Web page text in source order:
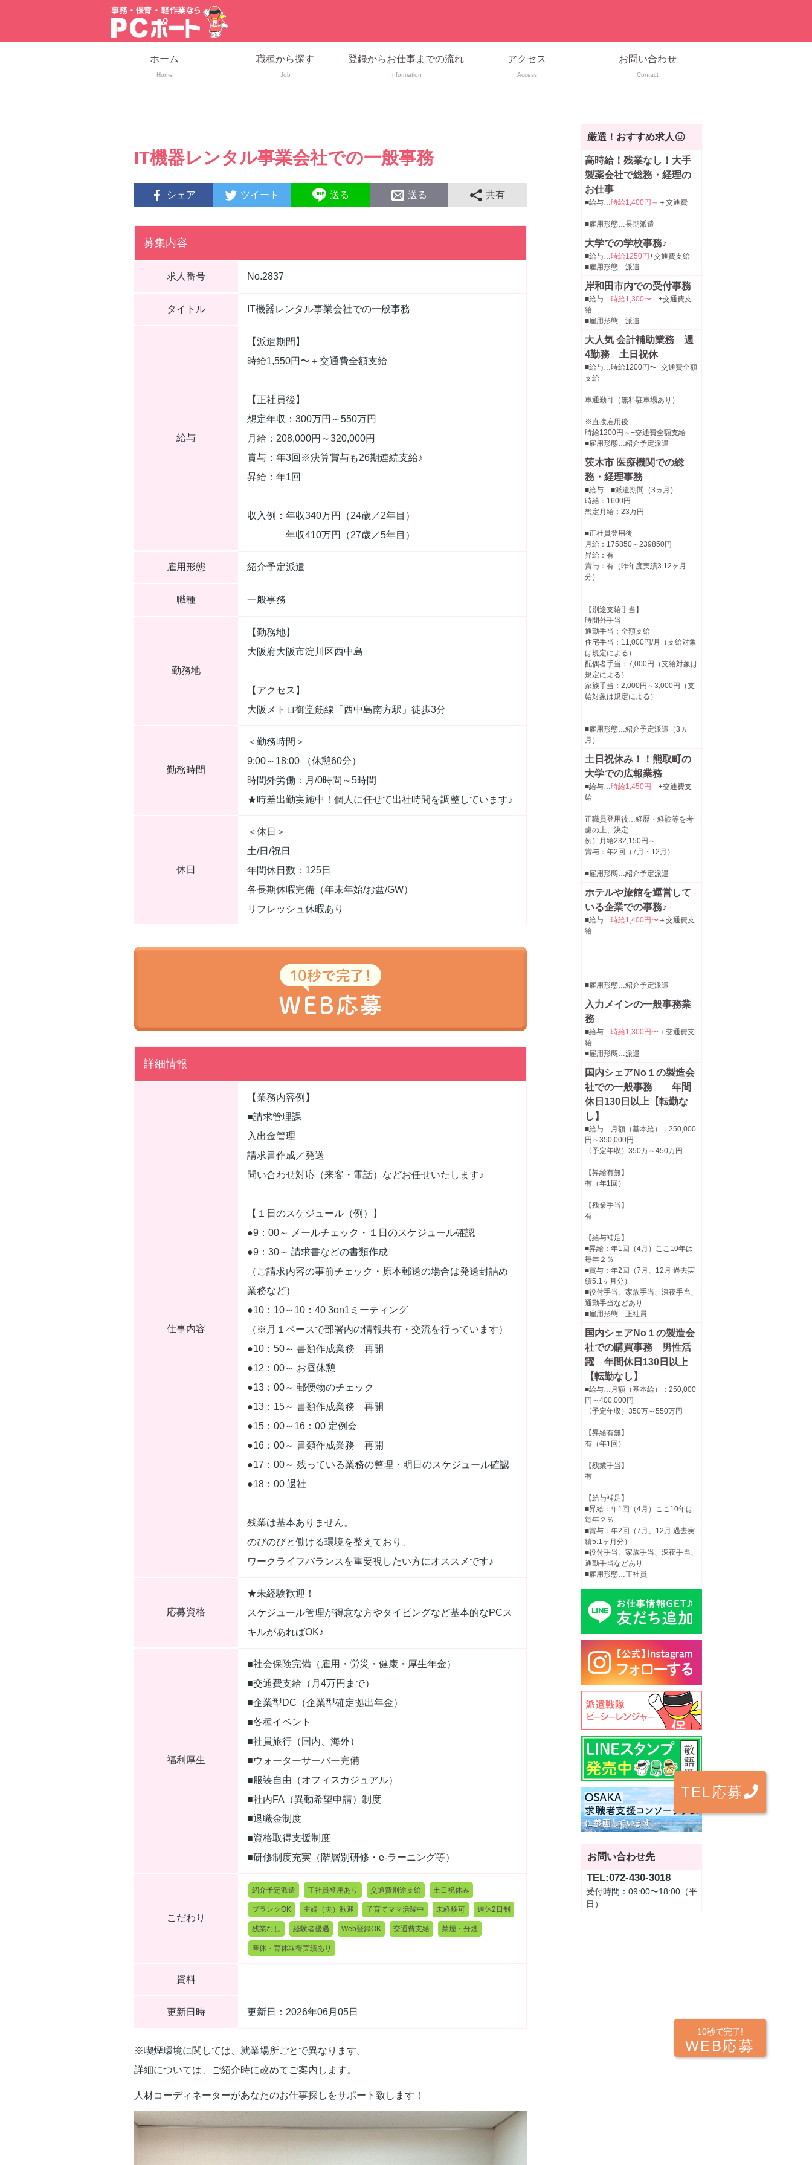
ホーム
Home
職種から探す
Job
登録からお仕事までの流れ
Information
アクセス
Access
お問い合わせ
Contact
IT機器レンタル事業会社での一般事務
シェア ツイート 送る 送る 共有
募集内容
求人番号 No.2837
タイトル IT機器レンタル事業会社での一般事務
給与
【派遣期間】
時給1,550円〜＋交通費全額支給
【正社員後】
想定年収：300万円～550万円
月給：208,000円～320,000円
賞与：年3回※決算賞与も26期連続支給♪
昇給：年1回
収入例：年収340万円（24歳／2年目）
年収410万円（27歳／5年目）
雇用形態 紹介予定派遣
職種 一般事務
勤務地
【勤務地】
大阪府大阪市淀川区西中島
【アクセス】
大阪メトロ御堂筋線「西中島南方駅」徒歩3分
勤務時間
＜勤務時間＞
9:00～18:00 （休憩60分）
時間外労働：月/0時間～5時間
★時差出勤実施中！個人に任せて出社時間を調整しています♪
休日
＜休日＞
土/日/祝日
年間休日数：125日
各長期休暇完備（年末年始/お盆/GW）
リフレッシュ休暇あり
詳細情報
仕事内容
【業務内容例】
■請求管理課
入出金管理
請求書作成／発送
問い合わせ対応（来客・電話）などお任せいたします♪
【１日のスケジュール（例）】
●9：00～ メールチェック・１日のスケジュール確認
●9：30～ 請求書などの書類作成
（ご請求内容の事前チェック・原本郵送の場合は発送封詰め
業務など）
●10：10～10：40 3on1ミーティング
（※月１ペースで部署内の情報共有・交流を行っています）
●10：50～ 書類作成業務 再開
●12：00～ お昼休憩
●13：00～ 郵便物のチェック
●13：15～ 書類作成業務 再開
●15：00～16：00 定例会
●16：00～ 書類作成業務 再開
●17：00～ 残っている業務の整理・明日のスケジュール確認
●18：00 退社
残業は基本ありません。
のびのびと働ける環境を整えており、
ワークライフバランスを重要視したい方にオススメです♪
応募資格
★未経験歓迎！
スケジュール管理が得意な方やタイピングなど基本的なPCス
キルがあればOK♪
福利厚生
■社会保険完備（雇用・労災・健康・厚生年金）
■交通費支給（月4万円まで）
■企業型DC（企業型確定拠出年金）
■各種イベント
■社員旅行（国内、海外）
■ウォーターサーバー完備
■服装自由（オフィスカジュアル）
■社内FA（異動希望申請）制度
■退職金制度
■資格取得支援制度
■研修制度充実（階層別研修・e-ラーニング等）
こだわり
紹介予定派遣 正社員登用あり 交通費別途支給 土日祝休み
ブランクOK 主婦（夫）歓迎 子育てママ活躍中 未経験可 週休2日制
残業なし 経験者優遇 Web登録OK 交通費支給 禁煙・分煙
産休・育休取得実績あり
資料
更新日時 更新日：2026年06月05日
※喫煙環境に関しては、就業場所ごとで異なります。
詳細については、ご紹介時に改めてご案内します。
人材コーディネーターがあなたのお仕事探しをサポート致します！
厳選！おすすめ求人
高時給！残業なし！大手
製薬会社で総務・経理の
お仕事
■給与…時給1,400円～ ＋交通費
■雇用形態…長期派遣
大学での学校事務♪
■給与…時給1250円+交通費支給
■雇用形態…派遣
岸和田市内での受付事務
■給与…時給1,300〜 +交通費支
給
■雇用形態…派遣
大人気 会計補助業務 週
4勤務 土日祝休
■給与…時給1200円〜+交通費全額
支給
車通勤可（無料駐車場あり）
※直接雇用後
時給1200円～+交通費全額支給
■雇用形態…紹介予定派遣
茨木市 医療機関での総
務・経理事務
■給与…■派遣期間（3ヵ月）
時給：1600円
想定月給：23万円
■正社員登用後
月給：175850～239850円
昇給：有
賞与：有（昨年度実績3.12ヶ月
分）
【別途支給手当】
時間外手当
通勤手当：全額支給
住宅手当：11,000円/月（支給対象
は規定による）
配偶者手当：7,000円（支給対象は
規定による）
家族手当：2,000円～3,000円（支
給対象は規定による）
■雇用形態…紹介予定派遣（3ヵ
月）
土日祝休み！！熊取町の
大学での広報業務
■給与…時給1,450円
+交通費支
給
正職員登用後…経歴・経験等を考
慮の上、決定
例）月給232,150円～
賞与：年2回（7月・12月）
■雇用形態…紹介予定派遣
ホテルや旅館を運営して
いる企業での事務♪
■給与…時給1,400円〜 ＋交通費支
給
■雇用形態…紹介予定派遣
入力メインの一般事務業
務
■給与…時給1,300円〜 ＋交通費支
給
■雇用形態…派遣
国内シェアNo１の製造会
社での一般事務 年間
休日130日以上【転勤な
し】
■給与…月額（基本給）：250,000
円～350,000円
〈予定年収）350万～450万円
【昇給有無】
有（年1回）
【残業手当】
有
【給与補足】
■昇給：年1回（4月）ここ10年は
毎年２％
■賞与：年2回（7月、12月 過去実
績5.1ヶ月分）
■役付手当、家族手当、深夜手当、
通勤手当などあり
■雇用形態…正社員
国内シェアNo１の製造会
社での購買事務 男性活
躍 年間休日130日以上
【転勤なし】
■給与…月額（基本給）：250,000
円～400,000円
〈予定年収）350万～550万円
【昇給有無】
有（年1回）
【残業手当】
有
【給与補足】
■昇給：年1回（4月）ここ10年は
毎年２％
■賞与：年2回（7月、12月 過去実
績5.1ヶ月分）
■役付手当、家族手当、深夜手当、
通勤手当などあり
■雇用形態…正社員
お問い合わせ先
TEL:072-430-3018
受付時間：09:00〜18:00（平
日）
TEL応募
10秒で完了!
WEB応募